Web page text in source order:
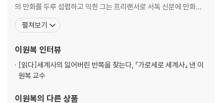
의 만화를 두루 섭렵하고 익힌 그는 프리랜서로 서독 신문에 만화와
포스터를 게재했고 독일의 권위지 《알게마이네 차이퉁》 150주년 기
념호 표지를 그리기도 했다. 1984년 귀국 이후 그는 대학 강단에 서
르기까지 만화로 세상을 이야기하는 작업을 지
펼쳐보기
이원복 인터뷰
[읽다]세계사의 잃어버린 반쪽을 찾는다, 『가로세로 세계사』 낸 이
원복 교수
이원복의 다른 상품